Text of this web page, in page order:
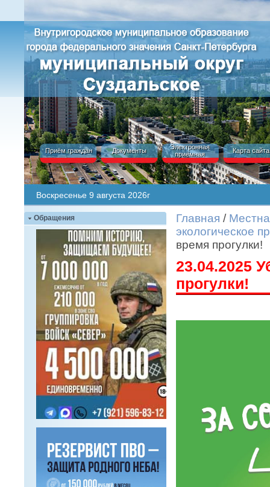
Приём граждан Документы
Электронная
приёмная
Карта сайта
Воскресенье 9 августа 2026г
Обращения Главная /
экологическое
время прогулки!
23.04.2025
прогулки!